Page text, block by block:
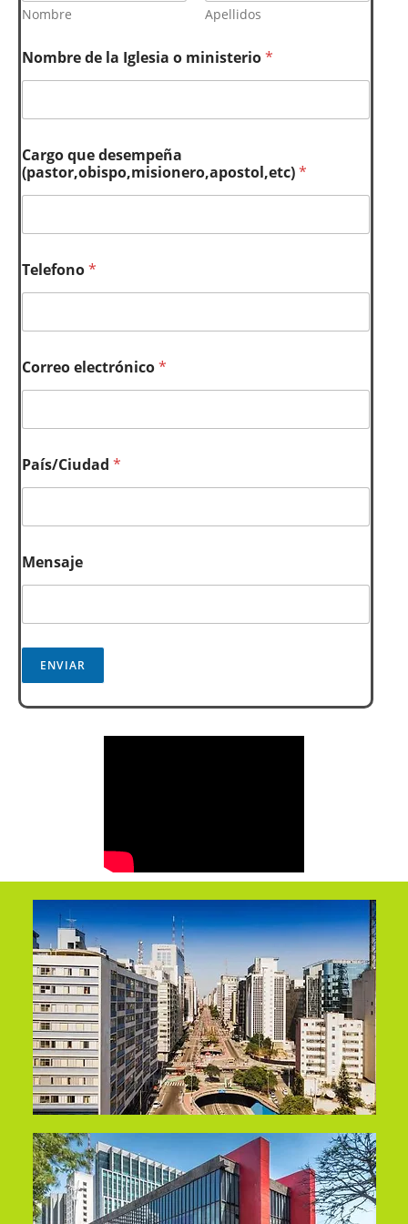
Nombre Apellidos
Nombre de la Iglesia o ministerio*
Cargo que desempeña
(pastor,obispo,misionero,apostol,etc)*
Telefono*
Correo electrónico*
País/Ciudad *
Mensaje
ENVIAR